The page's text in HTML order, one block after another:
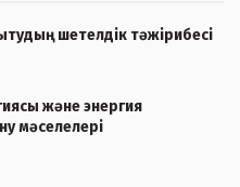
шетелдік тәжірибесі
және энергия
мәселелері